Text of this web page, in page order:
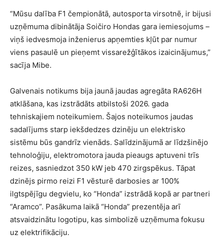
“Mūsu dalība F1 čempionātā, autosporta virsotnē, ir bijusi
uzņēmuma dibinātāja Soičiro Hondas gara iemiesojums –
viņš iedvesmoja inženierus apņemties kļūt par numur
viens pasaulē un pieņemt vissarežģītākos izaicinājumus,”
sacīja Mibe.
Galvenais notikums bija jaunā jaudas agregāta RA626H
atklāšana, kas izstrādāts atbilstoši 2026. gada
tehniskajiem noteikumiem. Šajos noteikumos jaudas
sadalījums starp iekšdedzes dzinēju un elektrisko
sistēmu būs gandrīz vienāds. Salīdzinājumā ar līdzšinējo
tehnoloģiju, elektromotora jauda pieaugs aptuveni trīs
reizes, sasniedzot 350 kW jeb 470 zirgspēkus. Tāpat
dzinējs pirmo reizi F1 vēsturē darbosies ar 100%
ilgtspējīgu degvielu, ko “Honda” izstrādā kopā ar partneri
“Aramco”. Pasākuma laikā “Honda” prezentēja arī
atsvaidzinātu logotipu, kas simbolizē uzņēmuma fokusu
uz elektrifikāciju.